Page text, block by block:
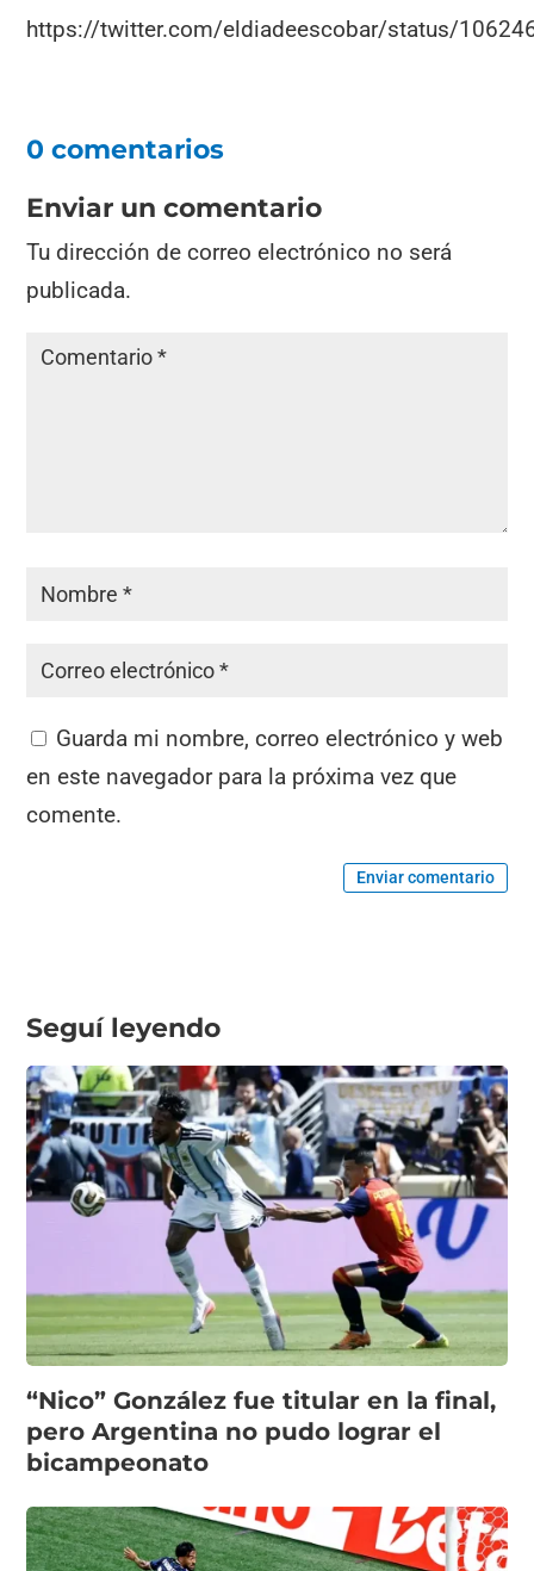
https://twitter.com/eldiadeescobar/status/
0 comentarios
Enviar un comentario
Tu dirección de correo electrónico no será
publicada.
Guarda mi nombre, correo electrónico y web
en este navegador para la próxima vez que
comente.
Enviar comentario
Seguí leyendo
“Nico” González fue titular en la final,
pero Argentina no pudo lograr el
bicampeonato